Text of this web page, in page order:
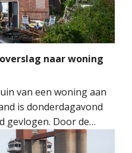
naar woning
van een woning aan
is donderdagavond
gevlogen. Door de
kon worden